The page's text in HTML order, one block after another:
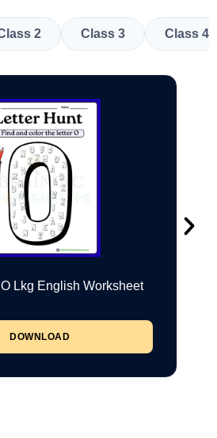
2 Class 3 Class 4
Lkg English Worksheet
DOWNLOAD